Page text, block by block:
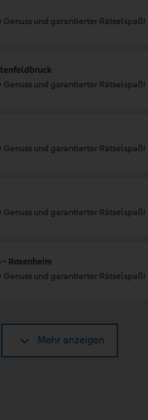
Genuss und garantierter Rätselspaß!
Genuss und garantierter Rätselspaß!
Genuss und garantierter Rätselspaß!
Genuss und garantierter Rätselspaß!
Rosenheim
Genuss und garantierter Rätselspaß!
Mehr anzeigen